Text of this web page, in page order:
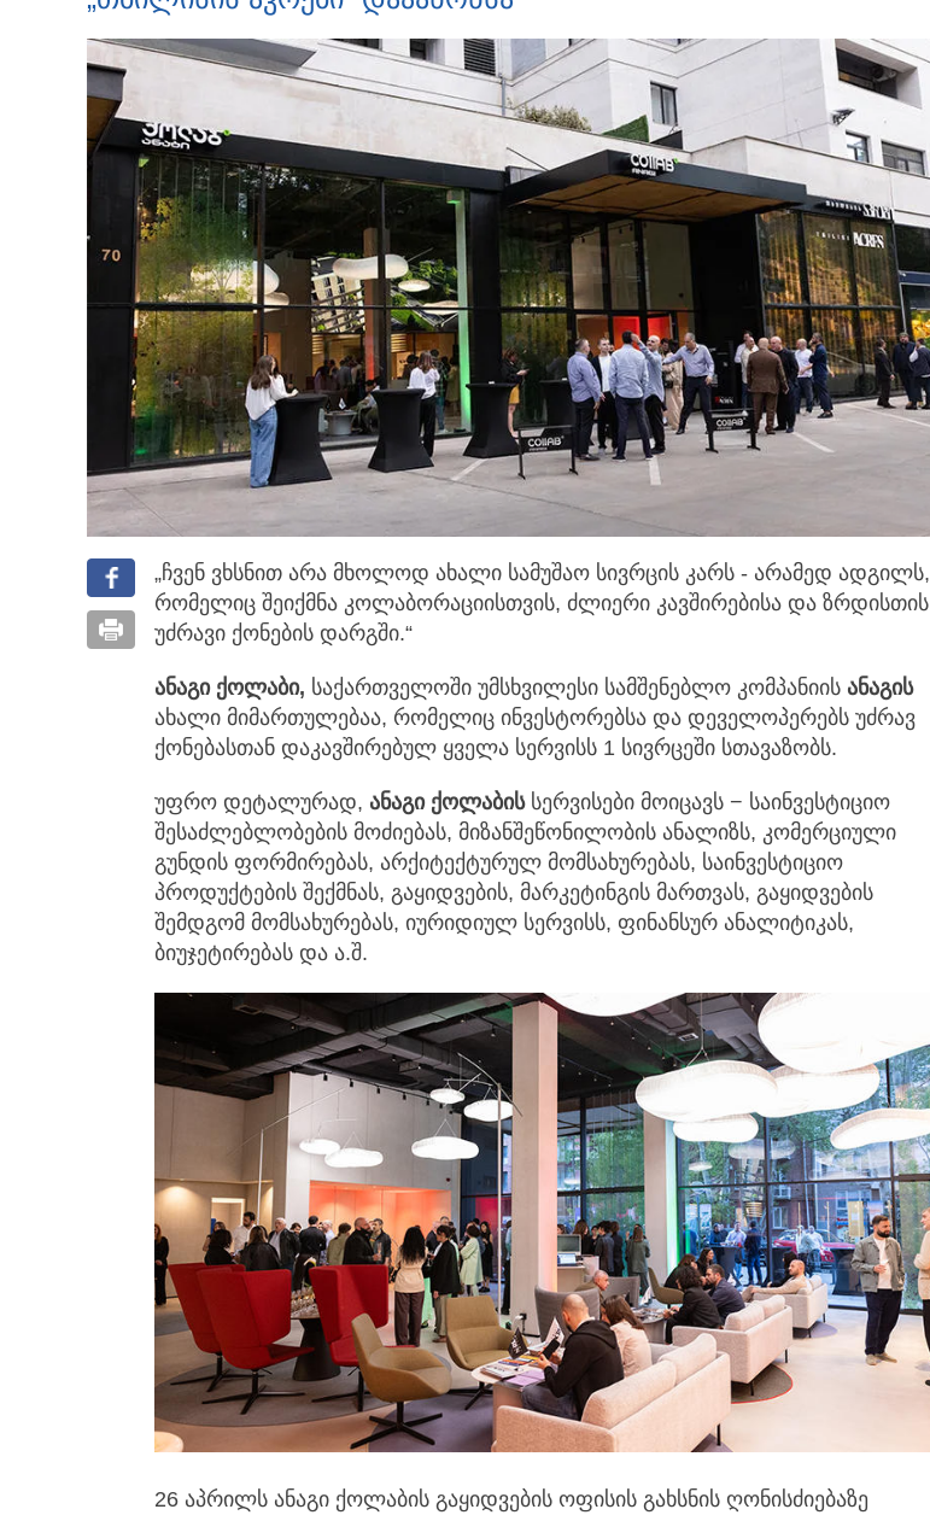
„ჩვენ ვხსნით არა მხოლოდ ახალი სამუშაო სივრცის კარს - არამედ ადგილს,
რომელიც შეიქმნა კოლაბორაციისთვის, ძლიერი კავშირებისა და ზრდისთის
უძრავი ქონების დარგში.“
ანაგიქოლაბი, საქართველოში უმსხვილესი სამშენებლო კომპანიის ანაგის
ახალი მიმართულებაა, რომელიც ინვესტორებსა და დეველოპერებს უძრავ
ქონებასთან დაკავშირებულ ყველა სერვისს 1 სივრცეში სთავაზობს.
უფრო დეტალურად, ანაგი ქოლაბისსერვისები მოიცავს − საინვესტიციო
შესაძლებლობების მოძიებას, მიზანშეწონილობის ანალიზს, კომერციული
გუნდის ფორმირებას, არქიტექტურულ მომსახურებას, საინვესტიციო
პროდუქტების შექმნას, გაყიდვების, მარკეტინგის მართვას, გაყიდვების
შემდგომ მომსახურებას, იურიდიულ სერვისს, ფინანსურ ანალიტიკას,
ბიუჯეტირებას და ა.შ.
26 აპრილს ანაგი ქოლაბის გაყიდვების ოფისის გახსნის ღონისძიებაზე